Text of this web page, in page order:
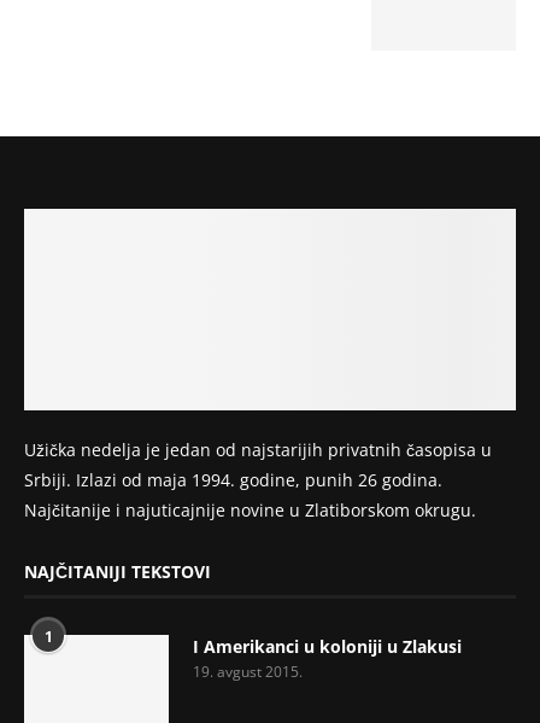
Užička nedelja je jedan od najstarijih privatnih časopisa u
Srbiji. Izlazi od maja 1994. godine, punih 26 godina.
Najčitanije i najuticajnije novine u Zlatiborskom okrugu.
NAJČITANIJI TEKSTOVI
1 I Amerikanci u koloniji u Zlakusi
19. avgust 2015.